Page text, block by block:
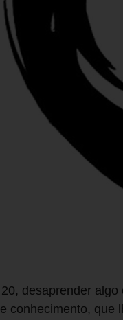
desaprender
conhecimento, que